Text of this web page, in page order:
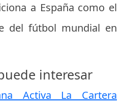
a España como el
del fútbol mundial en
interesar
Activa La Cartera